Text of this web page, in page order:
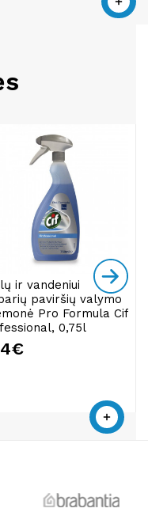
ir vandeniui
paviršių valymo
Pro Formula Cif
0,75l